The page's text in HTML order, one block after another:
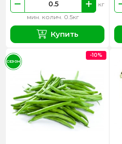
мин. колич. 0.5кг
кг
Купить
-10%
СЕЗОН